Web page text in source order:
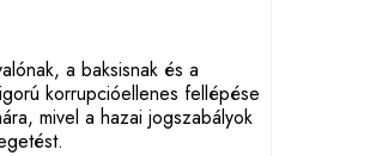
a baksisnak és a
korrupcióellenes fellépése
mivel a hazai jogszabályok